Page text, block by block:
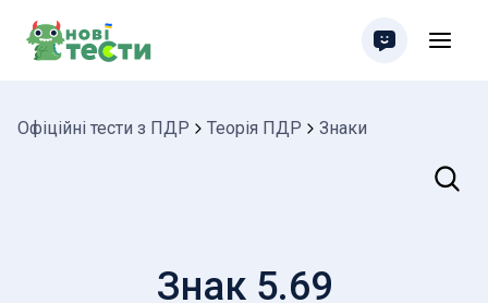
Офіційні тести з ПДР Теорія ПДР Знаки
Пошук
Знак 5.69